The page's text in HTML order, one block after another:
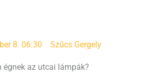
8. 06:30 Szűcs Gergely
égnek az utcai lámpák?